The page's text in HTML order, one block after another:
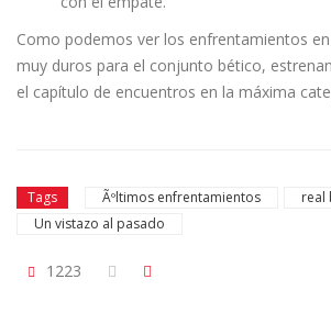
Como podemos ver los enfrentamientos
muy duros para el conjunto bético,
el capí­tulo de encuentros en la máxima
Tags Ãºltimos enfrentamientos
real
Un vistazo al pasado
1223